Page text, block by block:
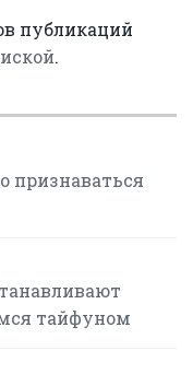
публикаций
.
признаваться
тайфуном